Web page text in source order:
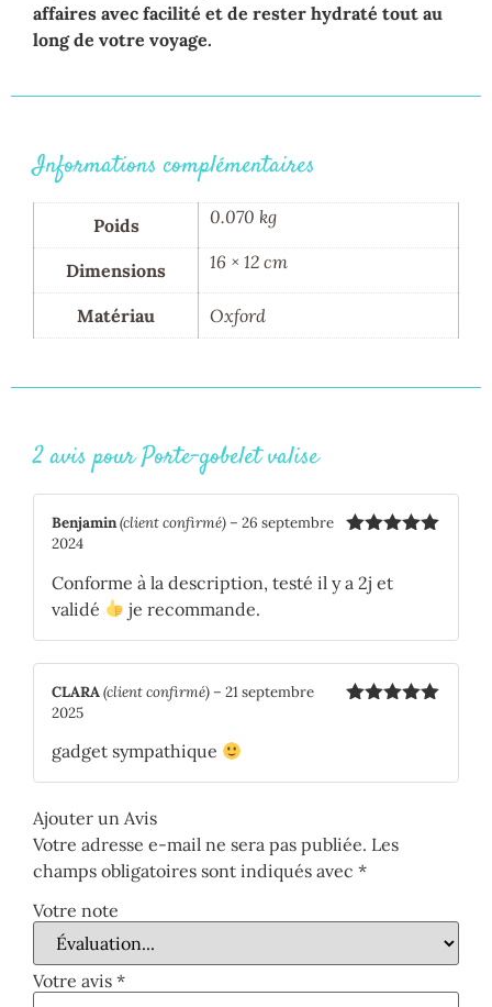
affaires avec facilité et de rester hydraté tout au
long de votre voyage.
Informations complémentaires
Poids 0.070 kg
Dimensions 16 × 12 cm
Matériau Oxford
2 avis pourPorte-gobelet valise
Benjamin(client confirmé) – 26 septembre
2024
Conforme à la description, testé il y a 2j et
validé
je recommande.
CLARA(client confirmé) – 21 septembre
2025
gadget sympathique
Ajouter un Avis
Votre adresse e-mail ne sera pas publiée. Les
champs obligatoires sont indiqués avec *
Votre note
Votre avis *